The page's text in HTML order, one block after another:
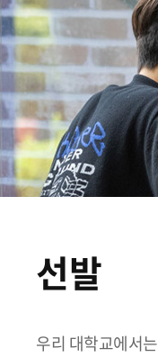
선발
우리 대학교에서